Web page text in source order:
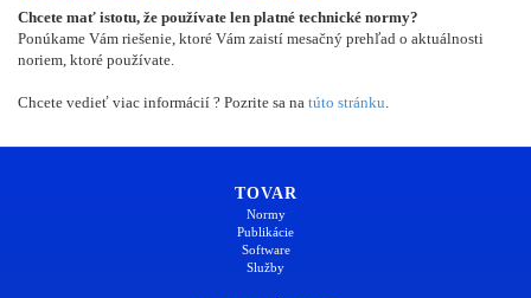
Chcete mať istotu, že používate len platné technické normy?
Ponúkame Vám riešenie, ktoré Vám zaistí mesačný prehľad o aktuálnosti
noriem, ktoré používate.
Chcete vedieť viac informácií ? Pozrite sa na túto stránku
TOVAR
Normy
Publikácie
Software
Služby